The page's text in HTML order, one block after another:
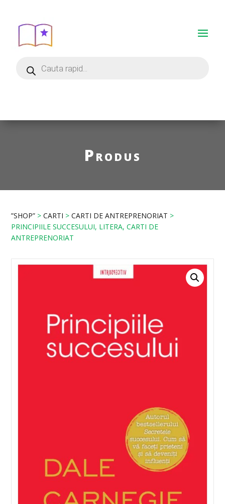
Produs
”SHOP” >CARTI >CARTI DE ANTREPRENORIAT >
PRINCIPIILE SUCCESULUI, LITERA, CARTI DE
ANTREPRENORIAT